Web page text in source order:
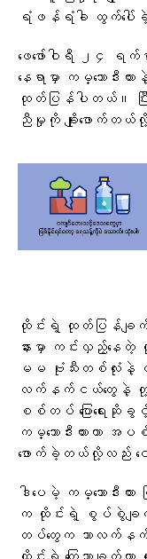
ရံဖန်ရံခါ ထွက်ပေါ်
ဖေဖော်ဝါရီ ၂၄
နေရာမှာ ကမ္ဘော
ထုတ်ပြန်ပါတယ်။ ပြီ
ညီမှုကို ချိုးဖောက်
ထိုင်းရဲ့ ထုတ်ပြန်ခ
နားမှာ ကင်းလှည့်နေ
မမ ဗုံးသီးတစ်လုံးနဲ့
လက်နက်ငယ်တွေနဲ့ တုံ့ပြ
စစ်တပ် ပြောရေ
ကမ္ဘောဒီးယားဟာ
ဖောက်ခဲ့တယ်လို့လည်း ဝ
ဒါပေမဲ့ ကမ္ဘောဒီးယ
က ထိုင်းရဲ့ စွပ်စွဲချက်တွ
တပ်တွေက ဘာလက်နက်